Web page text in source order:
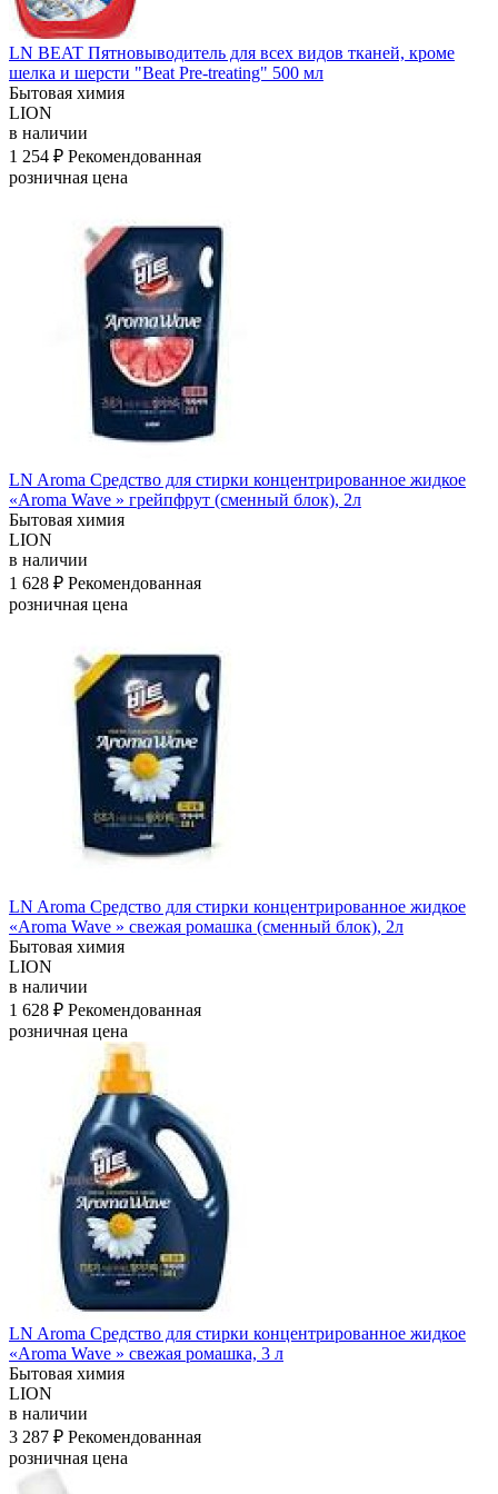
LN BEAT Пятновыводитель для всех видов тканей, кроме
шелка и шерсти "Beat Pre-treating" 500 мл
Бытовая химия
LION
в наличии
1 254 ₽ Рекомендованная
розничная цена
LN Aroma Средство для стирки концентрированное жидкое
«Aroma Wave » грейпфрут (сменный блок), 2л
Бытовая химия
LION
в наличии
1 628 ₽ Рекомендованная
розничная цена
LN Aroma Средство для стирки концентрированное жидкое
«Aroma Wave » свежая ромашка (сменный блок), 2л
Бытовая химия
LION
в наличии
1 628 ₽ Рекомендованная
розничная цена
LN Aroma Средство для стирки концентрированное жидкое
«Aroma Wave » свежая ромашка, 3 л
Бытовая химия
LION
в наличии
3 287 ₽ Рекомендованная
розничная цена